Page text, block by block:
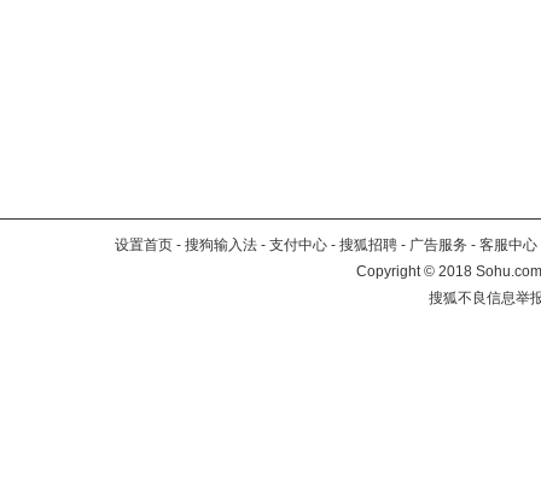
设置首页 - 搜狗输入法 - 支付中心 - 搜狐招聘 - 广告服务 - 客服中心
Copyright©2018
搜狐不良信息举